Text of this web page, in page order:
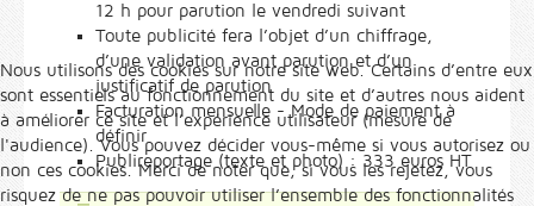
12 h pour parution le vendredi suivant
Toute publicité fera l’objet d’un chiffrage,
d’une validation avant parution et d’un
justificatif de parution
Facturation mensuelle - Mode de paiement à
définir
Publireportage (texte et photo) : 333 euros HT
Nous utilisons des cookies sur notre site web. Certains d’entre eux
sont essentiels au fonctionnement du site et d’autres nous aident
à améliorer ce site et l’expérience utilisateur (mesure de
l'audience). Vous pouvez décider vous-même si vous autorisez ou
non ces cookies. Merci de noter que, si vous les rejetez, vous
risquez de ne pas pouvoir utiliser l’ensemble des fonctionnalités